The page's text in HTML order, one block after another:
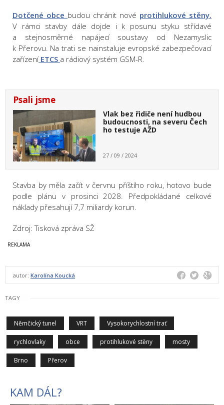
Dotčené obce budou chránit nové protihlukové stěny.
V rámci stavby dále dojde i k posunu styku střídavé
a stejnosměrné napájecí soustavy od Nezamyslic
k Přerovu. Na trati se nainstaluje evropské zabezpečovací
zařízeníETCS a rádiový systém GSM-R.
Psali jsme
Vlak bez řidiče není hudbou
budoucnosti, na severu Čech
ho testuje AŽD
27 / 09 / 2024
Stavba by měla začít v červnu příštího roku, hotovo bude
podle plánu v prosinci 2028. Předpokládané celkové
náklady přesahují 7,7 miliardy korun.
Zdroj: Tisková zpráva SŽ
autor: Karolína Koucká
TAGY
Němčický tunel VRT Vysokorychlostní trať
rychlovlaky obce protihlukové stěny mosty
Brno Přerov
KAM DÁL?